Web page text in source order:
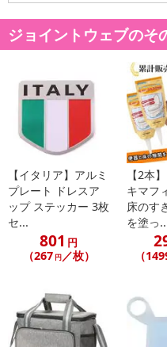
了により、商品詳細内に記載の
合がございます。
あらかじめご了承いただいた
によるお申込み後のキャンセ
【お支払いについて】
※お支払い方法は、電話料金
イントがご利用いただけます。
【発送・お届け・商品について
※お申込み頂きました商品の同
ます。
※お客様のご都合でお受取りい
金はいたしかねます。
また、お届け日時のご指定は
不在票にてご対応ください。
※発送予定日は前後する場合が
日が異なります。
ジョイントウェブのそ
【イタリア】アルミ
プレート ドレスア
ップ ステッカー 3枚
セ...
801 円
（267 円／枚）
【2本
キマフ
床のす
を塗っ
（